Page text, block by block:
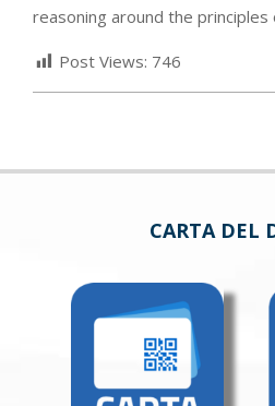
reasoning around the
Post Views: 746
CARTA DEL